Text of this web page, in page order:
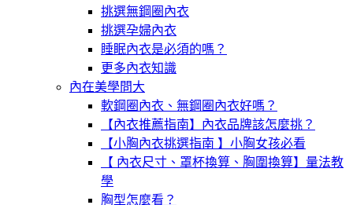
挑選無鋼圈內衣
挑選孕婦內衣
睡眠內衣是必須的嗎？
更多內衣知識
內在美學問大
軟鋼圈內衣、無鋼圈內衣好嗎？
【內衣推薦指南】內衣品牌該怎麼挑？
【小胸內衣挑選指南 】小胸女孩必看
【 內衣尺寸、罩杯換算、胸圍換算】量法教
學
胸型怎麼看？